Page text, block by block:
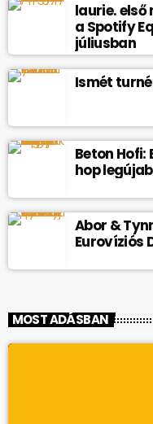
laurie.
a Spotify
júliusban
Ismét
Beton
hop
Abor &
Eurovíziós
MOST ADÁSBAN